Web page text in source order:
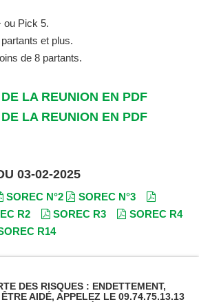
ou Pick 5.
et plus.
de 8 partants.
LA REUNION EN PDF
LA REUNION EN PDF
03-02-2025
SOREC N°2
SOREC N°3
R2 SOREC R3
SOREC R4
R14
DES RISQUES : ENDETTEMENT,
AIDÉ, APPELEZ LE 09.74.75.13.13